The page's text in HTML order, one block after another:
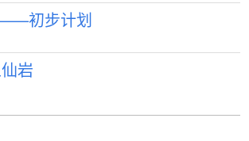
初步计划
岩